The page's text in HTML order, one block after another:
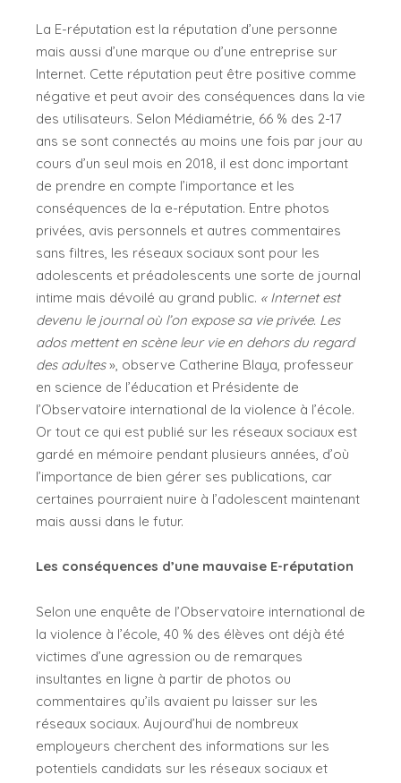
La E-réputation est la réputation d’une personne
mais aussi d’une marque ou d’une entreprise sur
Internet. Cette réputation peut être positive comme
négative et peut avoir des conséquences dans la vie
des utilisateurs. Selon Médiamétrie, 66 % des 2-17
ans se sont connectés au moins une fois par jour au
cours d’un seul mois en 2018, il est donc important
de prendre en compte l’importance et les
conséquences de la e-réputation. Entre photos
privées, avis personnels et autres commentaires
sans filtres, les réseaux sociaux sont pour les
adolescents et préadolescents une sorte de journal
intime mais dévoilé au grand public. « Internet est
devenu le journal où l’on expose sa vie privée. Les
ados mettent en scène leur vie en dehors du regard
des adultes», observe Catherine Blaya, professeur
en science de l’éducation et Présidente de
l’Observatoire international de la violence à l’école.
Or tout ce qui est publié sur les réseaux sociaux est
gardé en mémoire pendant plusieurs années, d’où
l’importance de bien gérer ses publications, car
certaines pourraient nuire à l’adolescent maintenant
mais aussi dans le futur.
Les conséquences d’une mauvaise E-réputation
Selon une enquête de l’Observatoire international de
la violence à l’école, 40 % des élèves ont déjà été
victimes d’une agression ou de remarques
insultantes en ligne à partir de photos ou
commentaires qu’ils avaient pu laisser sur les
réseaux sociaux. Aujourd’hui de nombreux
employeurs cherchent des informations sur les
potentiels candidats sur les réseaux sociaux et